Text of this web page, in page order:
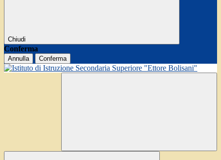
Chiudi
Conferma
Annulla Conferma